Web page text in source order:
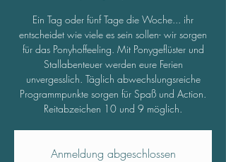
Ein Tag oder fünf Tage die Woche... ihr
entscheidet wie viele es sein sollen- wir sorgen
für das Ponyhoffeeling. Mit Ponygeflüster und
Stallabenteuer werden eure Ferien
unvergesslich. Täglich abwechslungsreiche
Programmpunkte sorgen für Spaß und Action.
Reitabzeichen 10 und 9 möglich.
Anmeldung abgeschlossen